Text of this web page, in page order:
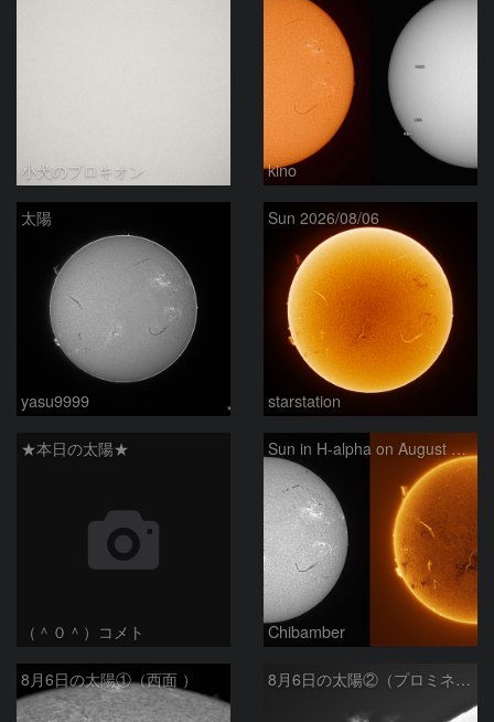
小犬のプロキオン kino
太陽
yasu9999
Sun 2026/08/06
starstation
★本日の太陽★
（＾０＾）コメト
Sun in H-alpha on August 6, 2026
Chibamber
8月6日の太陽①（西面 ） 8月6日の太陽②（プロミネン北東縁 ）